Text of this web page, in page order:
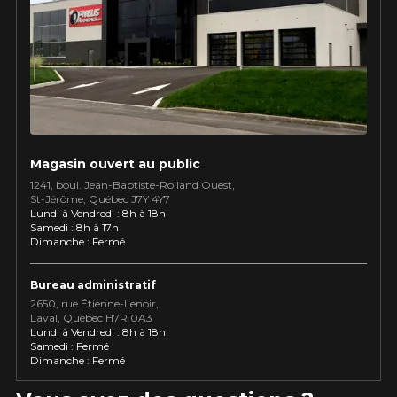
PROMOTIONS EN COURS
véhicule pour une compatibilité
LIVRAISON RAPIDE
Votre ensemble de pneus et jantes vous
sera livré rapidement.
CODE PROMOKUMHO12
DE 4 PNEUS DE MARQUE
Calculateur de décalage de jantes
L'entretien de vos pneus
INFORMATIONS
Qui sommes-nous ?
Procédures d'achat
Méthodes de paiement
Protection contre les hasards routiers
Politique de retour
Foire aux questions
Magasin ouvert au public
1241, boul. Jean-Baptiste-Rolland Ouest,
St⁠-⁠Jérôme, Québec J7Y 4Y7
Lundi à Vendredi : 8h à 18h
Samedi : 8h à 17h
Dimanche : Fermé
Bureau administratif
2650, rue Étienne⁠-⁠Lenoir,
Laval, Québec H7R 0A3
Lundi à Vendredi : 8h à 18h
Samedi : Fermé
Dimanche : Fermé